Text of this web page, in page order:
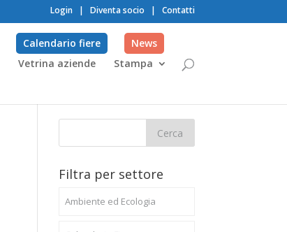
Login | Diventa socio | Contatti
Vetrina aziende Stampa
Calendario fiere News
Filtra per settore
Ambiente ed Ecologia